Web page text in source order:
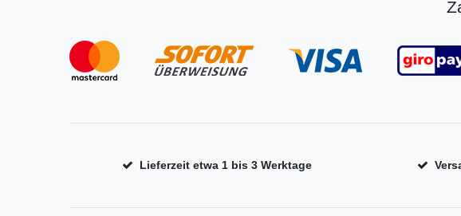
Lieferzeit etwa 1 bis 3 Werktage